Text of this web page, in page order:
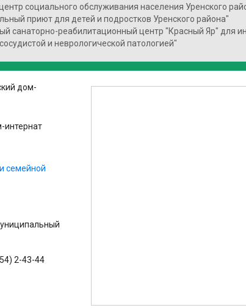
социального обслуживания населения Уренского
приют для детей и подростков Уренского района"
санаторно-реабилитационный центр "Красный Яр" для
сосудистой и неврологической патологией"
дом-
интернат
семейной
2-43-44